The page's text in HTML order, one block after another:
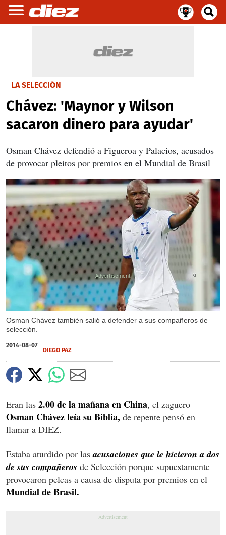
LA SELECCIÓN
Chávez: 'Maynor y Wilson
sacaron dinero para ayudar'
Osman Chávez defendió a Figueroa y Palacios, acusados
de provocar pleitos por premios en el Mundial de Brasil
Osman Chávez también salió a defender a sus compañeros de
selección.
X
2014-08-07
DIEGO PAZ
Eran las 2.00 de la mañana en China, el zaguero
Osman Chávez leía su Biblia, de repente pensó en
llamar a DIEZ.
Estaba aturdido por lasacusaciones que le hicieron a dos
de sus compañeros de Selección porque supuestamente
provocaron peleas a causa de disputa por premios en el
Mundial de Brasil.